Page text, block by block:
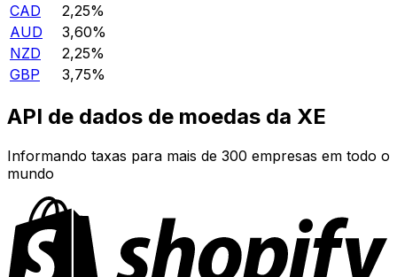
CAD
2,25%
AUD
3,60%
NZD
2,25%
GBP
3,75%
API de dados de moedas da XE
Informando taxas para mais de 300 empresas em todo o
mundo